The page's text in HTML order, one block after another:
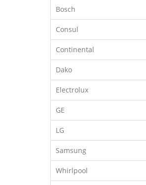
Bosch
Consul
Continental
Dako
Electrolux
GE
LG
Samsung
Whirlpool